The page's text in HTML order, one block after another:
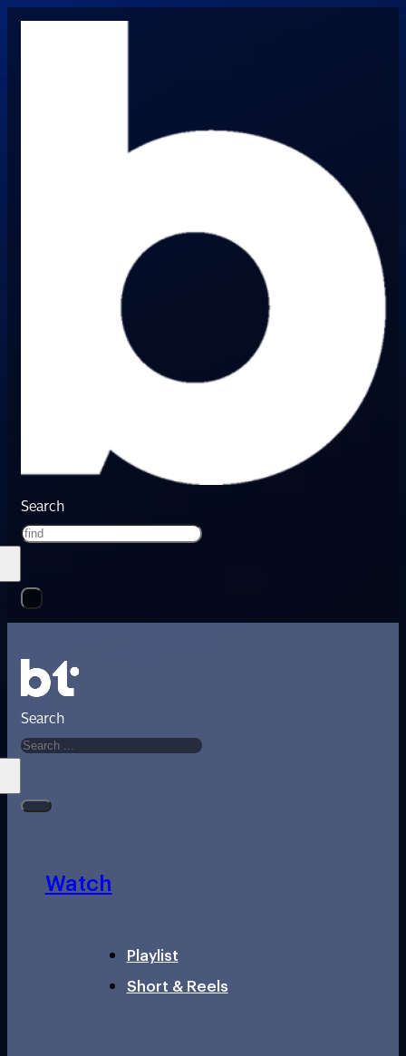
Search
Search
Watch
Playlist
Short & Reels